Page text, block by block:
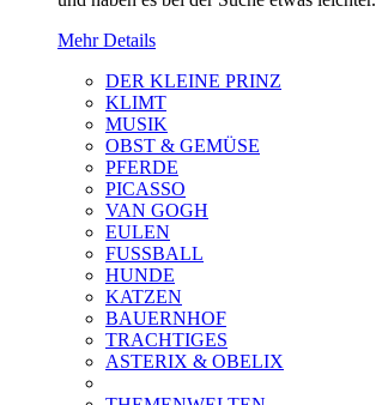
Mehr Details
DER KLEINE PRINZ
KLIMT
MUSIK
OBST & GEMÜSE
PFERDE
PICASSO
VAN GOGH
EULEN
FUSSBALL
HUNDE
KATZEN
BAUERNHOF
TRACHTIGES
ASTERIX & OBELIX